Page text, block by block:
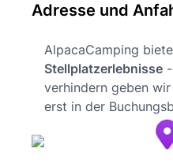
Adresse und
AlpacaCamping
Stellplatzerlebnisse
verhindern geben
erst in der